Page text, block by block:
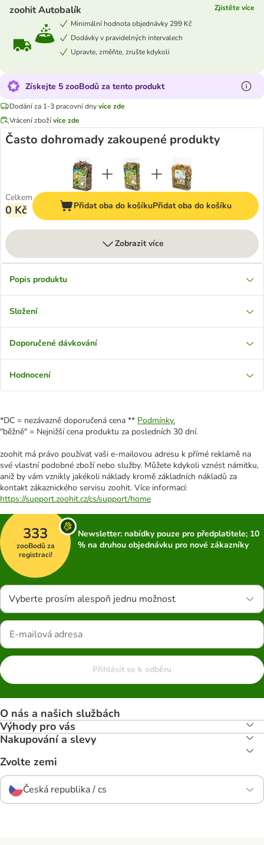
zoohit Autobalík
Zjistěte více
Minimální hodnota objednávky 299 Kč
Dodávky v pravidelných intervalech
Upravte, změňte, zrušte kdykoli
Získejte 5 zooBodů za tento produkt
Dodání za 1-3 pracovní dnyvíce zde
Vrácení zbožívíce zde
Často dohromady zakoupené produkty
Celkem
0 Kč Přidat oba do košíkuPřidat oba do košíku
Zobrazit více
Popis produktu
Složení
Doporučené dávkování
Hodnocení
*DC = nezávazně doporučená cena ** Podmínky.
"běžně" = Nejnižší cena produktu za posledních 30 dní.
zoohit má právo používat vaši e-mailovou adresu k přímé reklamě na
své vlastní podobné zboží nebo služby. Můžete kdykoli vznést námitku,
aniž by vám vznikly jakékoli náklady kromě základních nákladů za
kontakt zákaznického servisu zoohit. Více informací:
https://support.zoohit.cz/cs/support/home
333
zooBodů za
registraci!
Newsletter: nabídky pouze pro předplatitele; 10
% na druhou objednávku pro nové zákazníky
Vyberte prosím alespoň jednu možnost
Přihlásit se k odběru
O nás a našich službách
Výhody pro vás
Nakupování a slevy
Zvolte zemi
Česká republika / cs